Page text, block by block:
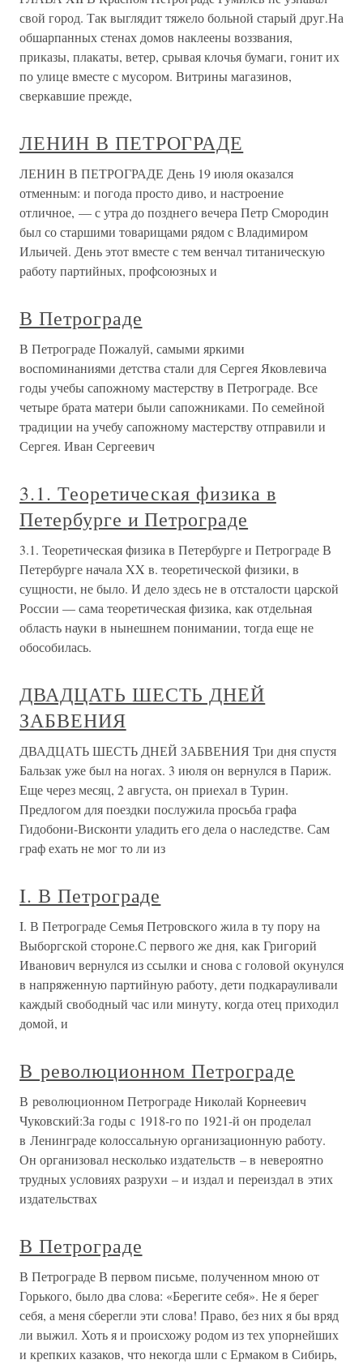
свой город. Так выглядит тяжело больной старый друг.На
обшарпанных стенах домов наклеены воззвания,
приказы, плакаты, ветер, срывая клочья бумаги, гонит их
по улице вместе с мусором. Витрины магазинов,
сверкавшие прежде,
ЛЕНИН В ПЕТРОГРАДЕ
ЛЕНИН В ПЕТРОГРАДЕ День 19 июля оказался
отменным: и погода просто диво, и настроение
отличное, — с утра до позднего вечера Петр Смородин
был со старшими товарищами рядом с Владимиром
Ильичей. День этот вместе с тем венчал титаническую
работу партийных, профсоюзных и
В Петрограде
В Петрограде Пожалуй, самыми яркими
воспоминаниями детства стали для Сергея Яковлевича
годы учебы сапожному мастерству в Петрограде. Все
четыре брата матери были сапожниками. По семейной
традиции на учебу сапожному мастерству отправили и
Сергея. Иван Сергеевич
3.1. Теоретическая физика в
Петербурге и Петрограде
3.1. Теоретическая физика в Петербурге и Петрограде В
Петербурге начала XX в. теоретической физики, в
сущности, не было. И дело здесь не в отсталости царской
России — сама теоретическая физика, как отдельная
область науки в нынешнем понимании, тогда еще не
обособилась.
ДВАДЦАТЬ ШЕСТЬ ДНЕЙ
ЗАБВЕНИЯ
ДВАДЦАТЬ ШЕСТЬ ДНЕЙ ЗАБВЕНИЯ Три дня спустя
Бальзак уже был на ногах. 3 июля он вернулся в Париж.
Еще через месяц, 2 августа, он приехал в Турин.
Предлогом для поездки послужила просьба графа
Гидобони-Висконти уладить его дела о наследстве. Сам
граф ехать не мог то ли из
I. В Петрограде
I. В Петрограде Семья Петровского жила в ту пору на
Выборгской стороне.С первого же дня, как Григорий
Иванович вернулся из ссылки и снова с головой окунулся
в напряженную партийную работу, дети подкарауливали
каждый свободный час или минуту, когда отец приходил
домой, и
В революционном Петрограде
В революционном Петрограде Николай Корнеевич
Чуковский:За годы с 1918-го по 1921-й он проделал
в Ленинграде колоссальную организационную работу.
Он организовал несколько издательств – в невероятно
трудных условиях разрухи – и издал и переиздал в этих
издательствах
В Петрограде
В Петрограде В первом письме, полученном мною от
Горького, было два слова: «Берегите себя». Не я берег
себя, а меня сберегли эти слова! Право, без них я бы вряд
ли выжил. Хоть я и происхожу родом из тех упорнейших
и крепких казаков, что некогда шли с Ермаком в Сибирь,